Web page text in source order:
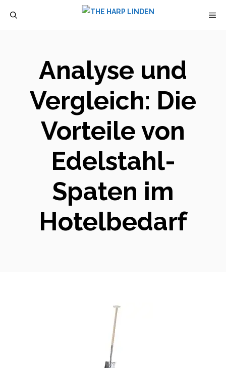
Analyse und
Vergleich: Die
Vorteile von
Edelstahl-
Spaten im
Hotelbedarf